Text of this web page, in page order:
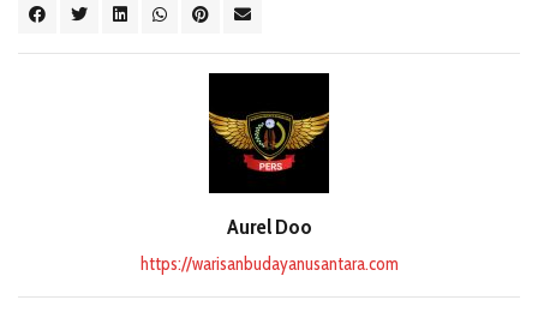
Aurel Doo
https://warisanbudayanusantara.com